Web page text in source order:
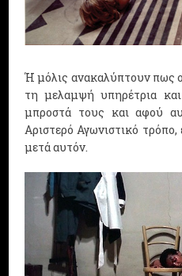
Ή μόλις ανακαλύπτουν πως
τη μελαμψή υπηρέτρια
μπροστά τους και αφού
Αριστερό Αγωνιστικό
μετά αυτόν.